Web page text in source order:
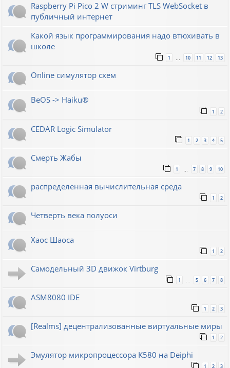
Raspberry Pi Pico 2 W стриминг TLS WebSocket в
публичный интернет
Какой язык программирования надо втюхивать в
школе
1 … 10 11 12 13
Online симулятор схем
BeOS -> Haiku®
1 2
CEDAR Logic Simulator
1 2 3 4 5
Смерть Жабы
1 7 8 9 10
распределенная вычислительная среда
1 2
Четверть века полуоси
Хаос Шаоса
1 2
Самодельный 3D движок Virtburg
1 5 6 7 8
ASM8080 IDE
1 2 3
[Realms] децентрализованные виртуальные миры
1 2
Эмулятор микропроцессора К580 на Deiphi
1 2 3